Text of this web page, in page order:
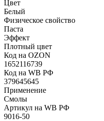
Цвет
Белый
Физическое свойство
Паста
Эффект
Плотный цвет
Код на OZON
1652116739
Код на WB РФ
379645645
Применение
Смолы
Артикул на WB РФ
9016-50